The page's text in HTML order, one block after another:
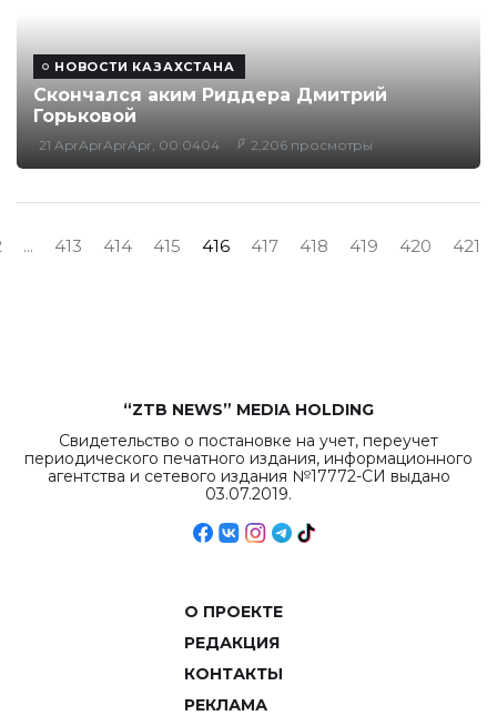
НОВОСТИ КАЗАХСТАНА
Скончался аким Риддера Дмитрий
Горьковой
21 AprAprAprApr, 00:0404 2,206 просмотры
... 413 414 415 416 417 418 419 420 421
“ZTB NEWS” MEDIA HOLDING
Свидетельство о постановке на учет, переучет
периодического печатного издания, информационного
агентства и сетевого издания №17772-СИ выдано
03.07.2019.
О ПРОЕКТЕ
РЕДАКЦИЯ
КОНТАКТЫ
РЕКЛАМА